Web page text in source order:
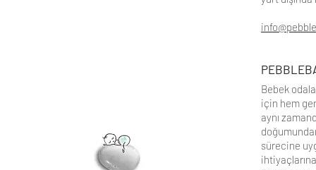
Bebek
için hem
aynı
sürecine